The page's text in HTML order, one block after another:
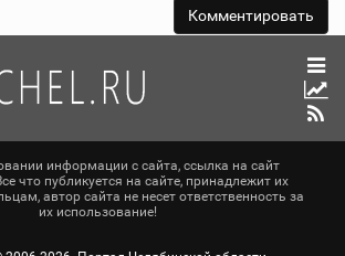
информации с сайта, ссылка на сайт
что публикуется на сайте, принадлежит их
автор сайта не несет ответственность за
их использование!